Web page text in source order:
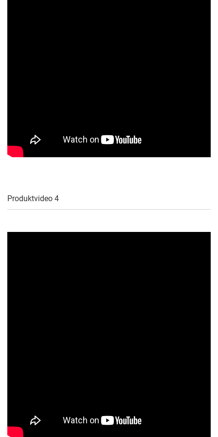
Produktvideo 4